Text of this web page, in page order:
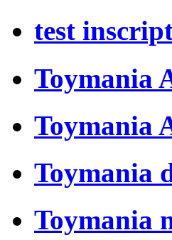
test
Toymania
Toymania
Toymania
Toymania